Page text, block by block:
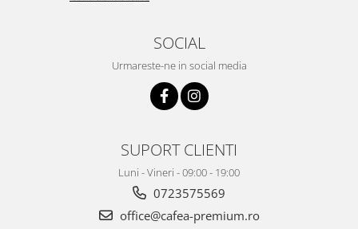
SOCIAL
Urmareste-ne in social media
SUPORT CLIENTI
Luni - Vineri - 09:00 - 19:00
0723575569
office@cafea-premium.ro